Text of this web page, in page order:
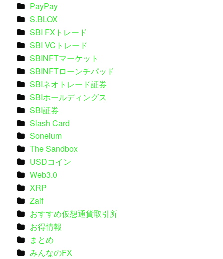
PayPay
S.BLOX
SBI FXトレード
SBI VCトレード
SBINFTマーケット
SBINFTローンチパッド
SBIネオトレード証券
SBIホールディングス
SBI証券
Slash Card
Soneium
The Sandbox
USDコイン
Web3.0
XRP
Zaif
おすすめ仮想通貨取引所
お得情報
まとめ
みんなのFX